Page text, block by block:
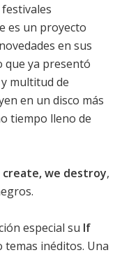
es un proyecto
en sus
que ya presentó
multitud de
en un disco más
tiempo lleno de
create, we destroy,
especial su If
temas inéditos. Una